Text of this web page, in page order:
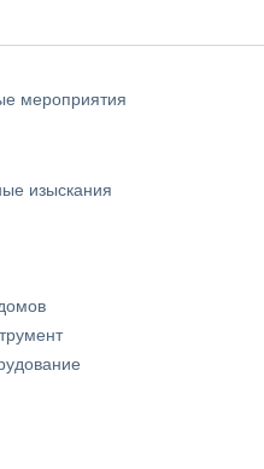
мероприятия
изыскания